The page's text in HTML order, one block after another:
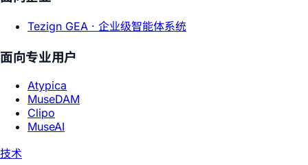
Tezign GEA · 企业级智能体系统
面向专业用户
Atypica
MuseDAM
Clipo
MuseAI
技术